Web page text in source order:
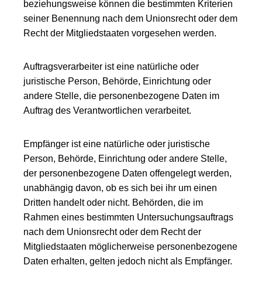
beziehungsweise können die bestimmten Kriterien
seiner Benennung nach dem Unionsrecht oder dem
Recht der Mitgliedstaaten vorgesehen werden.
Auftragsverarbeiter ist eine natürliche oder
juristische Person, Behörde, Einrichtung oder
andere Stelle, die personenbezogene Daten im
Auftrag des Verantwortlichen verarbeitet.
Empfänger ist eine natürliche oder juristische
Person, Behörde, Einrichtung oder andere Stelle,
der personenbezogene Daten offengelegt werden,
unabhängig davon, ob es sich bei ihr um einen
Dritten handelt oder nicht. Behörden, die im
Rahmen eines bestimmten Untersuchungsauftrags
nach dem Unionsrecht oder dem Recht der
Mitgliedstaaten möglicherweise personenbezogene
Daten erhalten, gelten jedoch nicht als Empfänger.